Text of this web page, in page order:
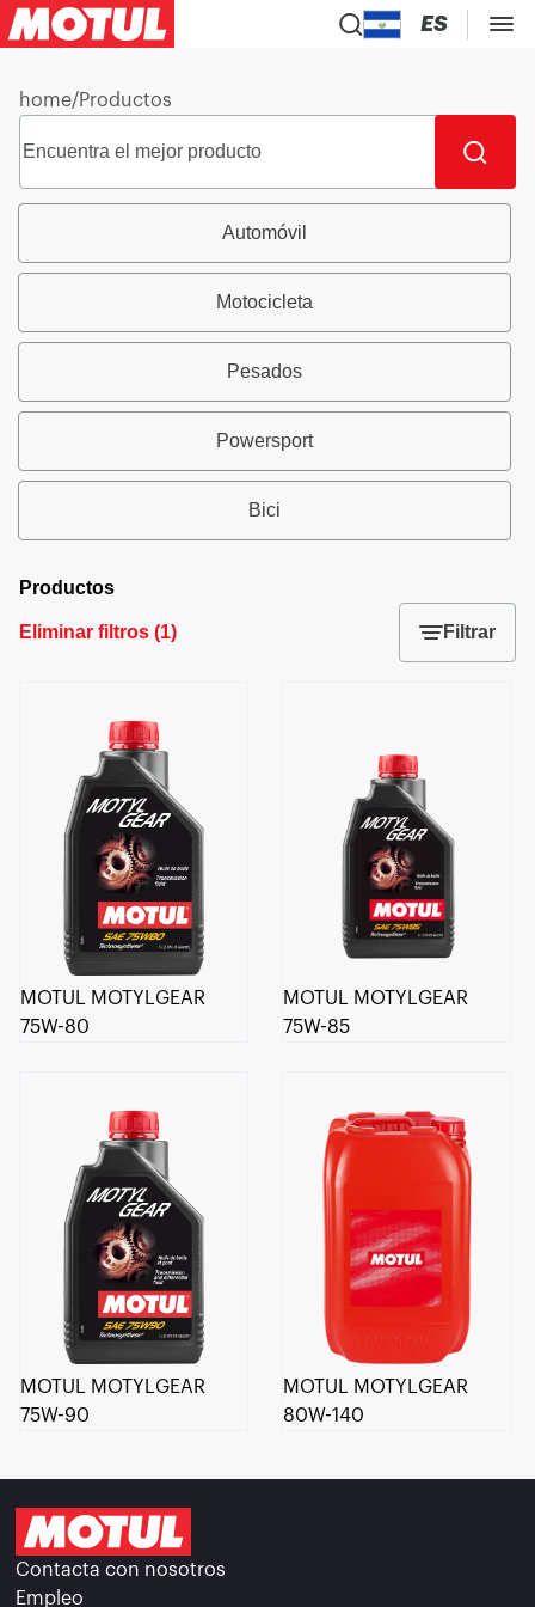
ES
home/Productos
Automóvil
Motocicleta
Pesados
Powersport
Bici
Productos
Eliminar filtros (1) Filtrar
MOTUL MOTYLGEAR
75W-80
MOTUL MOTYLGEAR
75W-85
MOTUL MOTYLGEAR
75W-90
MOTUL MOTYLGEAR
80W-140
Contacta con nosotros
Empleo